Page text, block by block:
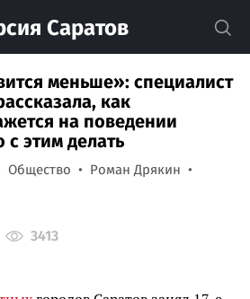
Саратов
меньше»: специалист
как
на поведении
с этим делать
Общество
Роман Дрякин
3413